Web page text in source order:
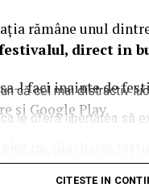
rămâne unul
că cel mai distractiv
le oferă libertatea să
responsabilitățile
direct in
l faci inainte de
si Google Play.
informatiile utile si
CITESTE IN